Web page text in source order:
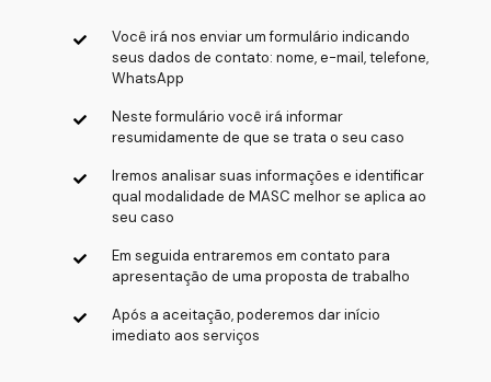
Você irá nos enviar um formulário indicando
seus dados de contato: nome, e-mail, telefone,
WhatsApp
Neste formulário você irá informar
resumidamente de que se trata o seu caso
Iremos analisar suas informações e identificar
qual modalidade de MASC melhor se aplica ao
seu caso
Em seguida entraremos em contato para
apresentação de uma proposta de trabalho
Após a aceitação, poderemos dar início
imediato aos serviços